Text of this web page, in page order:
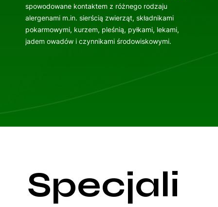
spowodowane kontaktem z różnego rodzaju
alergenami m.in. sierścią zwierząt, składnikami
pokarmowymi, kurzem, pleśnią, pyłkami, lekami,
jadem owadów i czynnikami środowiskowymi.
Specjali